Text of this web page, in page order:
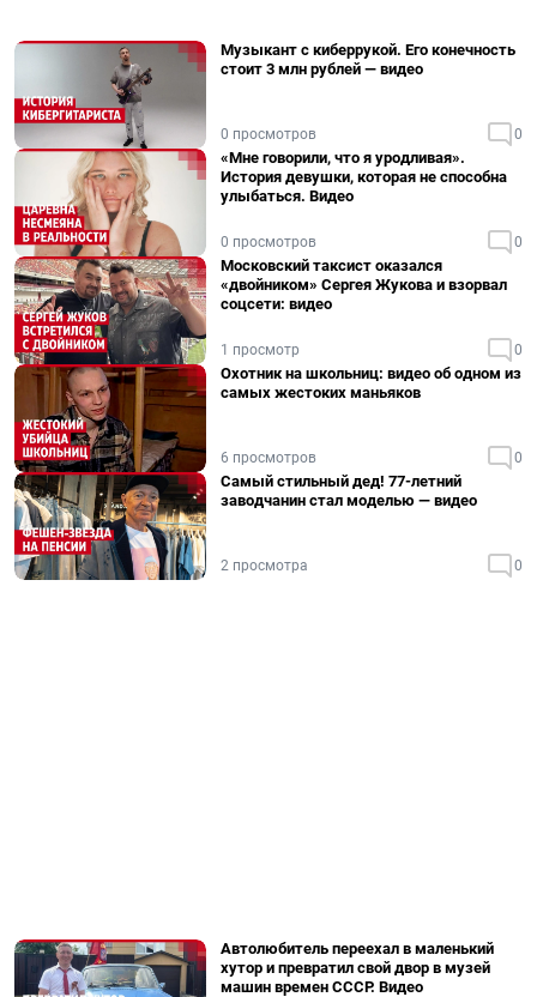
Музыкант с киберрукой. Его конечность
стоит 3 млн рублей — видео
0 просмотров 0
«Мне говорили, что я уродливая».
История девушки, которая не способна
улыбаться. Видео
0 просмотров 0
Московский таксист оказался
«двойником» Сергея Жукова и взорвал
соцсети: видео
1 просмотр 0
Охотник на школьниц: видео об одном из
самых жестоких маньяков
6 просмотров 0
Самый стильный дед! 77-летний
заводчанин стал моделью — видео
2 просмотра 0
Автолюбитель переехал в маленький
хутор и превратил свой двор в музей
машин времен СССР. Видео